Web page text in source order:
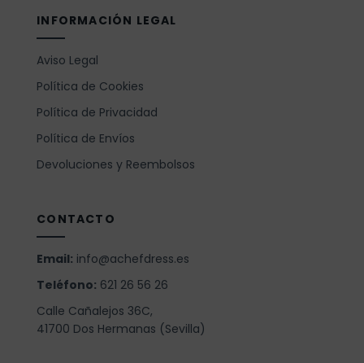
INFORMACIÓN LEGAL
Aviso Legal
Política de Cookies
Política de Privacidad
Política de Envíos
Devoluciones y Reembolsos
CONTACTO
Email: info@achefdress.es
Teléfono: 621 26 56 26
Calle Cañalejos 36C,
41700 Dos Hermanas (Sevilla)